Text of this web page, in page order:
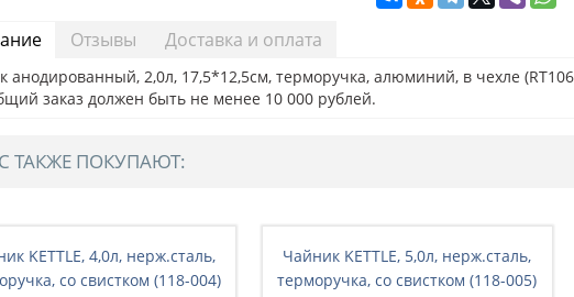
Отзывы Доставка и оплата
анодированный, 2,0л, 17,5*12,5см, терморучка, алюминий, в чехле
заказ должен быть не менее 10 000 рублей.
ТАКЖЕ ПОКУПАЮТ:
KETTLE, 4,0л, нерж.сталь,
со свистком (118-004)
Чайник KETTLE, 5,0л, нерж.сталь,
терморучка, со свистком (118-005)